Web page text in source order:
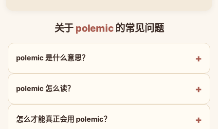
关于 polemic 的常见问题
polemic 是什么意思？
polemic 怎么读？
怎么才能真正会用 polemic？